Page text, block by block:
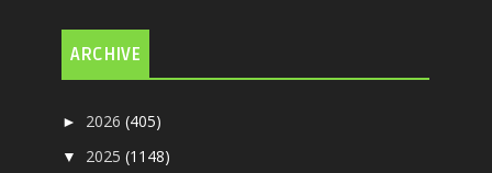
ARCHIVE
► 2026(405)
▼ 2025(1148)